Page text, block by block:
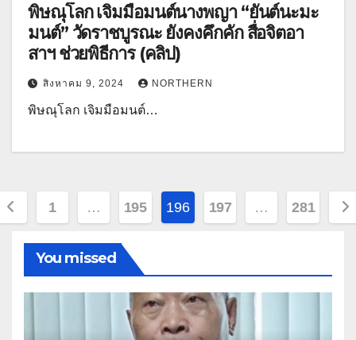
พิษณุโลก เจิมมือมนต์นางพญา “ยันต์นะมะ
มนต์” วัดราชบูรณะ ยังคงคึกคัก สื่อจิตอา
สาฯ ช่วยพิธีการ (คลิป)
สิงหาคม 9, 2024 NORTHERN
พิษณุโลก เจิมมือมนต์…
1 … 195 196 197 … 281
You missed